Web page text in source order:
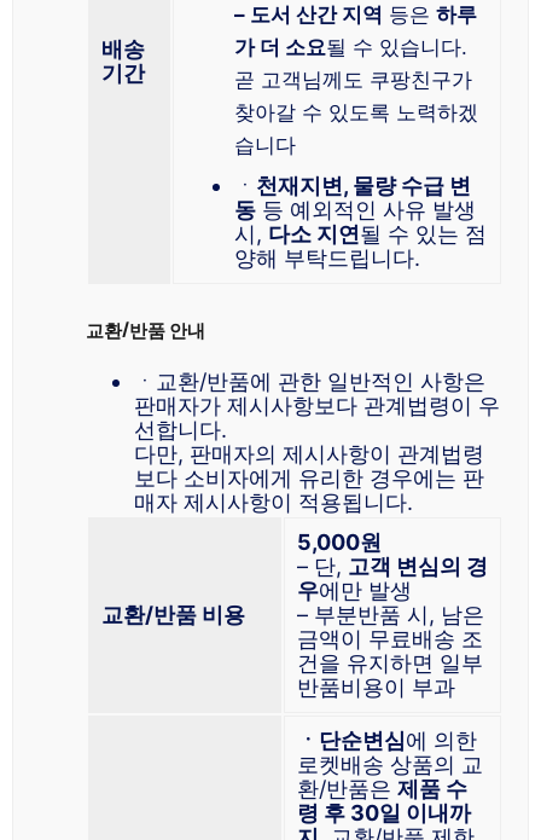
배송
기간
– 도서 산간 지역 등은 하루
가 더 소요될 수 있습니다.
곧 고객님께도 쿠팡친구가
찾아갈 수 있도록 노력하겠
습니다
ㆍ 천재지변, 물량 수급 변
동 등 예외적인 사유 발생
시, 다소 지연될 수 있는 점
양해 부탁드립니다.
교환/반품 안내
ㆍ교환/반품에 관한 일반적인 사항은
판매자가 제시사항보다 관계법령이 우
선합니다.
다만, 판매자의 제시사항이 관계법령
보다 소비자에게 유리한 경우에는 판
매자 제시사항이 적용됩니다.
교환/반품 비용
5,000원
– 단, 고객 변심의 경
우에만 발생
– 부분반품 시, 남은
금액이 무료배송 조
건을 유지하면 일부
반품비용이 부과
ㆍ단순변심에 의한
로켓배송 상품의 교
환/반품은 제품 수
령 후 30일 이내까